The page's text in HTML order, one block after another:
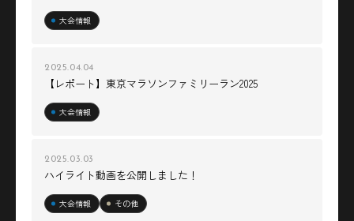
大会情報
2025.04.04
【レポート】東京マラソンファミリーラン2025
大会情報
2025.03.03
ハイライト動画を公開しました！
大会情報 その他